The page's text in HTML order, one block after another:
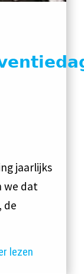
jaarlijks
we dat
de
lezen